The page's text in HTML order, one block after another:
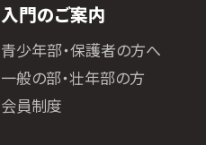
入門のご案内
青少年部・保護者の方へ
一般の部・壮年部の方
会員制度